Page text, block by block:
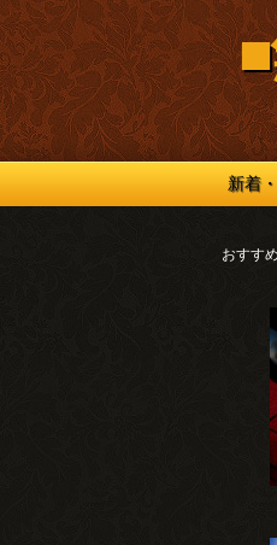
新着
おすすめ